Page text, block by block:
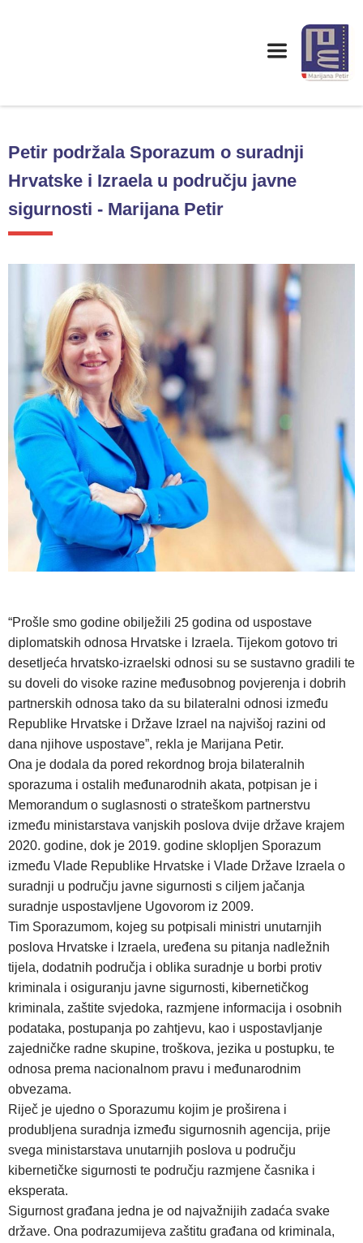
Petir podržala Sporazum o suradnji
Hrvatske i Izraela u području javne
sigurnosti - Marijana Petir
“Prošle smo godine obilježili 25 godina od uspostave
diplomatskih odnosa Hrvatske i Izraela. Tijekom gotovo tri
desetljeća hrvatsko-izraelski odnosi su se sustavno gradili te
su doveli do visoke razine međusobnog povjerenja i dobrih
partnerskih odnosa tako da su bilateralni odnosi između
Republike Hrvatske i Države Izrael na najvišoj razini od
dana njihove uspostave”, rekla je Marijana Petir.
Ona je dodala da pored rekordnog broja bilateralnih
sporazuma i ostalih međunarodnih akata, potpisan je i
Memorandum o suglasnosti o strateškom partnerstvu
između ministarstava vanjskih poslova dvije države krajem
2020. godine, dok je 2019. godine sklopljen Sporazum
između Vlade Republike Hrvatske i Vlade Države Izraela o
suradnji u području javne sigurnosti s ciljem jačanja
suradnje uspostavljene Ugovorom iz 2009.
Tim Sporazumom, kojeg su potpisali ministri unutarnjih
poslova Hrvatske i Izraela, uređena su pitanja nadležnih
tijela, dodatnih područja i oblika suradnje u borbi protiv
kriminala i osiguranju javne sigurnosti, kibernetičkog
kriminala, zaštite svjedoka, razmjene informacija i osobnih
podataka, postupanja po zahtjevu, kao i uspostavljanje
zajedničke radne skupine, troškova, jezika u postupku, te
odnosa prema nacionalnom pravu i međunarodnim
obvezama.
Riječ je ujedno o Sporazumu kojim je proširena i
produbljena suradnja između sigurnosnih agencija, prije
svega ministarstava unutarnjih poslova u području
kibernetičke sigurnosti te području razmjene časnika i
eksperata.
Sigurnost građana jedna je od najvažnijih zadaća svake
države. Ona podrazumijeva zaštitu građana od kriminala,